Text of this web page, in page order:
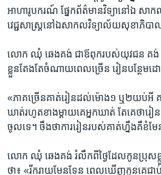
អាហារូបករណ៍ ផ្នែក​ព័ត៌មាន​វិទ្យា​នៅ​ឯ​ សាក
វេជ្ជសាស្ត្រ​នៅ​ឯ​សាកល​វិទ្យាល័យ​សុខាភិបា
លោក ​ឈុំ ឆេង​គង់​ ជា​ឪពុក​របស់​យុវជន គង់
ខ្លួន​តែង​តែ​ចំណាយ​ពេល​ច្រើន​ រៀន​បន្ថែ
«ភាគច្រើន​គាត់​រៀន​ដល់​ម៉ោង​១​ ឬ២​យប់​អី​
ឃាត់​រហូត​ខាង​ម្តាយ​គេ​អ្នក​ឃាត់ តែ​គេ​ថា​
ចូល​ទេ។ ចឹង​ថា​ការ​រៀន​របស់​គាត់​ហ្នឹង​គឺ​ខំ​មែ
លោក​ ឈុំ ឆេង​គង់ ​រំលឹក​ពី​ថ្ងៃ​ដែល​កូន​ប្រុស​ខ្
ថា៖​ «​រីករាយ​មែនទែន​ ពេល​ឃើញ​កូន​គេ​ជ